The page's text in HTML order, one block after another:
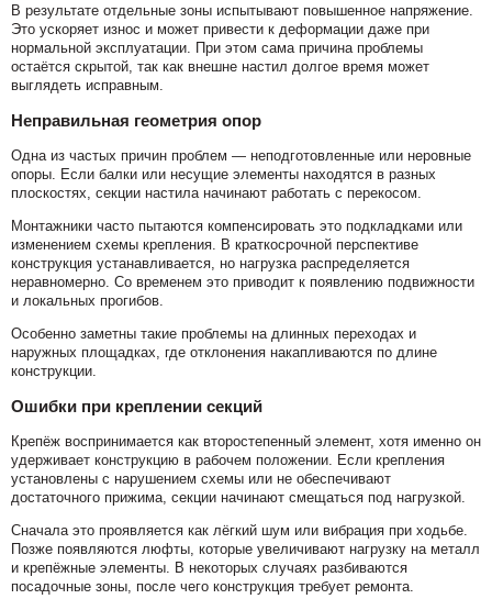
В результате отдельные зоны испытывают повышенное напряжение.
Это ускоряет износ и может привести к деформации даже при
нормальной эксплуатации. При этом сама причина проблемы
остаётся скрытой, так как внешне настил долгое время может
выглядеть исправным.
Неправильная геометрия опор
Одна из частых причин проблем — неподготовленные или неровные
опоры. Если балки или несущие элементы находятся в разных
плоскостях, секции настила начинают работать с перекосом.
Монтажники часто пытаются компенсировать это подкладками или
изменением схемы крепления. В краткосрочной перспективе
конструкция устанавливается, но нагрузка распределяется
неравномерно. Со временем это приводит к появлению подвижности
и локальных прогибов.
Особенно заметны такие проблемы на длинных переходах и
наружных площадках, где отклонения накапливаются по длине
конструкции.
Ошибки при креплении секций
Крепёж воспринимается как второстепенный элемент, хотя именно он
удерживает конструкцию в рабочем положении. Если крепления
установлены с нарушением схемы или не обеспечивают
достаточного прижима, секции начинают смещаться под нагрузкой.
Сначала это проявляется как лёгкий шум или вибрация при ходьбе.
Позже появляются люфты, которые увеличивают нагрузку на металл
и крепёжные элементы. В некоторых случаях разбиваются
посадочные зоны, после чего конструкция требует ремонта.